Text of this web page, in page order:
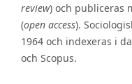
review) och publiceras
(open access).
1964 och indexeras i
och Scopus.